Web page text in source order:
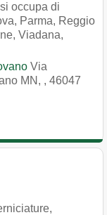
occupa di
Parma, Reggio
Viadana,
Via
MN, , 46047